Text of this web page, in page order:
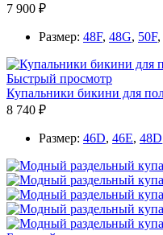
7 900 ₽
Размер: 48F, 48G, 50F,
Быстрый просмотр
Купальники бикини для
8 740 ₽
Размер: 46D, 46E, 48D